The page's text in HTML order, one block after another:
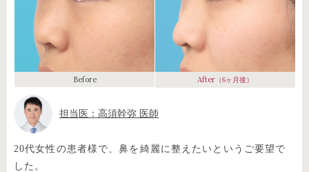
Before After （6ヶ月後）
担当医：高須幹弥 医師
20代女性の患者様で、鼻を綺麗に整えたいというご要望で
した。